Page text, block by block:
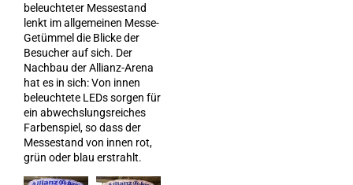
beleuchteter Messestand
lenkt im allgemeinen Messe-
Getümmel die Blicke der
Besucher auf sich. Der
Nachbau der Allianz-Arena
hat es in sich: Von innen
beleuchtete LEDs sorgen für
ein abwechslungsreiches
Farbenspiel, so dass der
Messestand von innen rot,
grün oder blau erstrahlt.